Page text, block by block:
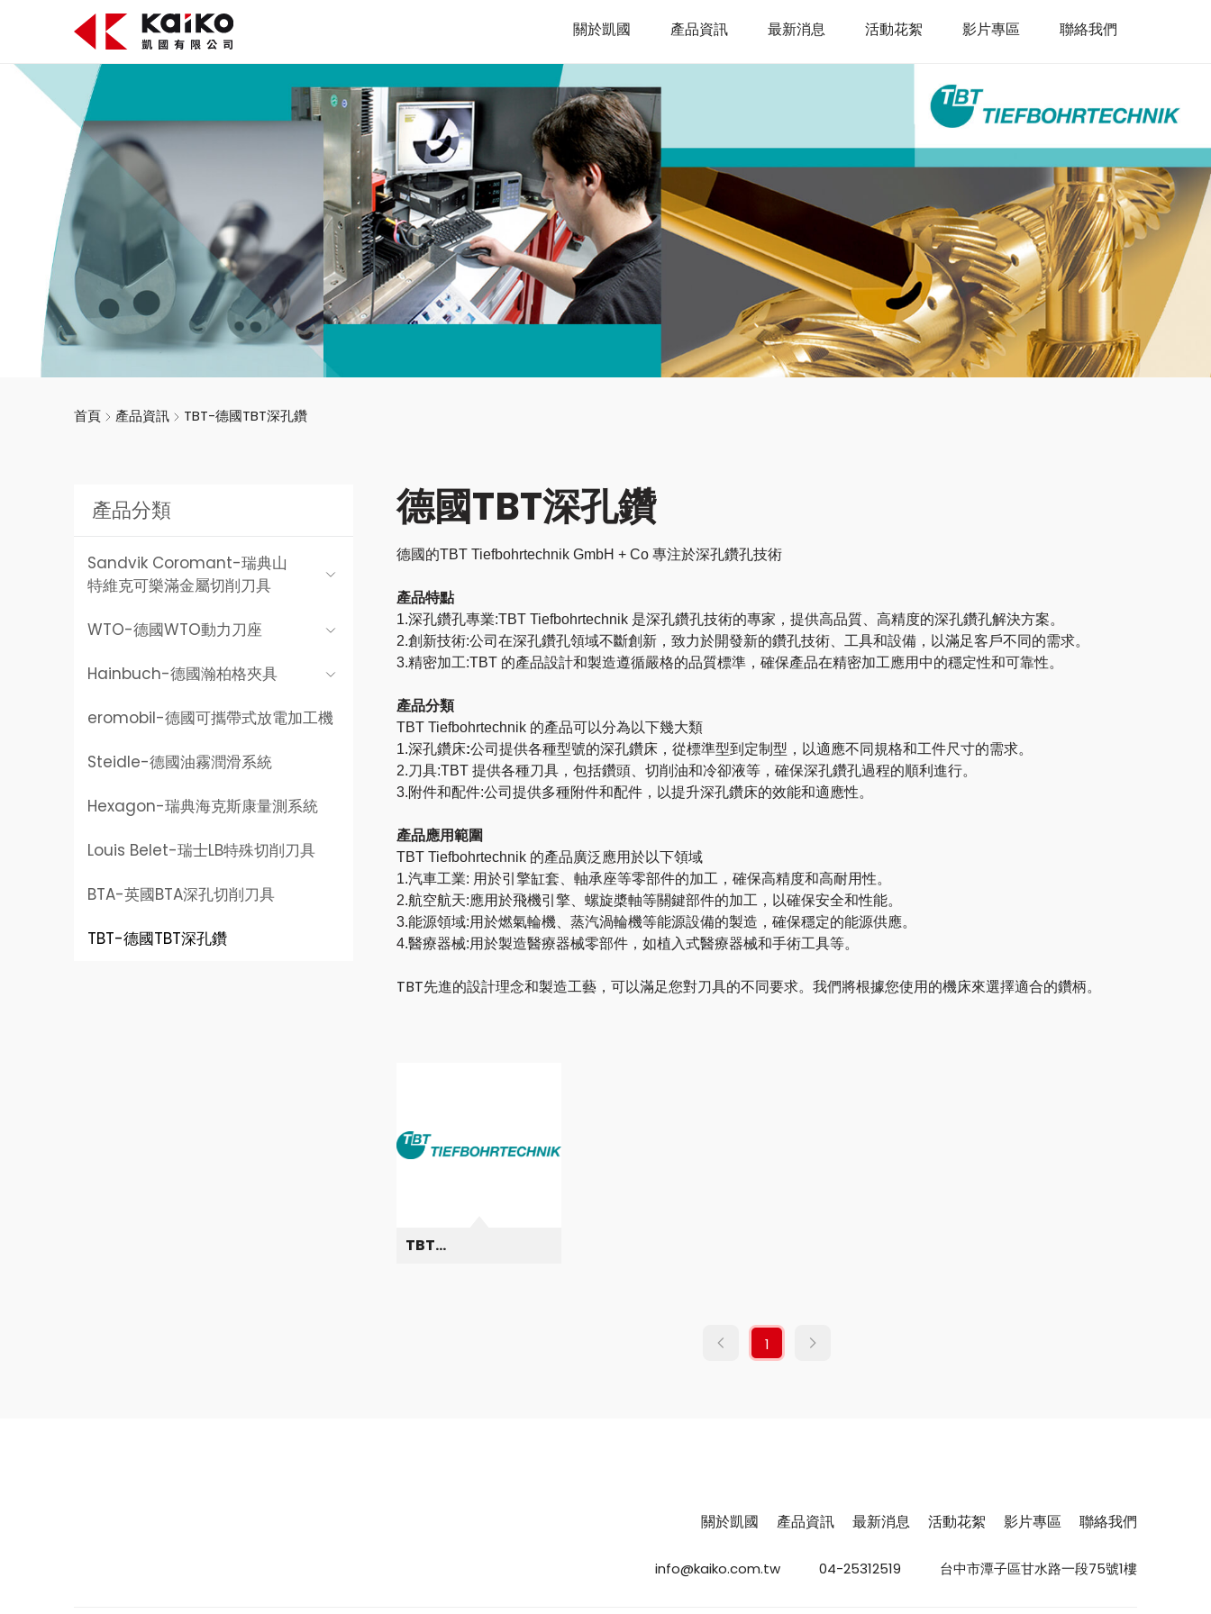
關於凱國 產品資訊 最新消息 活動花絮 影片專區 聯絡我們
關於凱國
產品資訊
最新消息
活動花絮
影片專區
聯絡我們
首頁 產品資訊 TBT-德國TBT深孔鑽
產品分類
Sandvik Coromant-瑞典山
特維克可樂滿金屬切削刀具
WTO-德國WTO動力刀座
Hainbuch-德國瀚柏格夾具
eromobil-德國可攜帶式放電加工機
Steidle-德國油霧潤滑系統
Hexagon-瑞典海克斯康量測系統
Louis Belet-瑞士LB特殊切削刀具
BTA-英國BTA深孔切削刀具
TBT-德國TBT深孔鑽
德國TBT深孔鑽
德國的TBT Tiefbohrtechnik GmbH + Co 專注於深孔鑽孔技術
產品特點
1.深孔鑽孔專業:TBT Tiefbohrtechnik 是深孔鑽孔技術的專家，提供高品質、高精度的深孔鑽孔解決方案。
2.創新技術:公司在深孔鑽孔領域不斷創新，致力於開發新的鑽孔技術、工具和設備，以滿足客戶不同的需求。
3.精密加工:TBT 的產品設計和製造遵循嚴格的品質標準，確保產品在精密加工應用中的穩定性和可靠性。
產品分類
TBT Tiefbohrtechnik 的產品可以分為以下幾大類
1.深孔鑽床:公司提供各種型號的深孔鑽床，從標準型到定制型，以適應不同規格和工件尺寸的需求。
2.刀具:TBT 提供各種刀具，包括鑽頭、切削油和冷卻液等，確保深孔鑽孔過程的順利進行。
3.附件和配件:公司提供多種附件和配件，以提升深孔鑽床的效能和適應性。
產品應用範圍
TBT Tiefbohrtechnik 的產品廣泛應用於以下領域
1.汽車工業: 用於引擎缸套、軸承座等零部件的加工，確保高精度和高耐用性。
2.航空航天:應用於飛機引擎、螺旋槳軸等關鍵部件的加工，以確保安全和性能。
3.能源領域:用於燃氣輪機、蒸汽渦輪機等能源設備的製造，確保穩定的能源供應。
4.醫療器械:用於製造醫療器械零部件，如植入式醫療器械和手術工具等。
TBT先進的設計理念和製造工藝，可以滿足您對刀具的不同要求。我們將根據您使用的機床來選擇適合的鑽柄。
TBT
1
關於凱國 產品資訊 最新消息 活動花絮 影片專區 聯絡我們
info@kaiko.com.tw 04-25312519 台中市潭子區甘水路一段75號1樓